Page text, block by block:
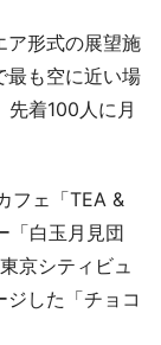
形式の展望施
最も空に近い場
先着100人に月
フェ「TEA &
「白玉月見団
京シティビュ
した「チョコ